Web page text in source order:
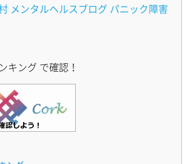
ング で確認！